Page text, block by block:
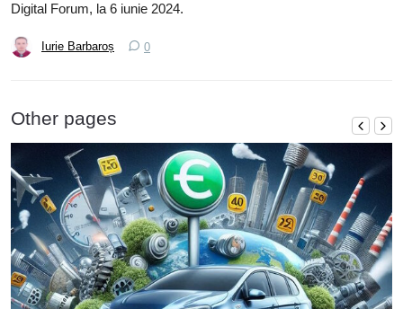
Digital Forum, la 6 iunie 2024.
Iurie Barbaroș 0
Other pages